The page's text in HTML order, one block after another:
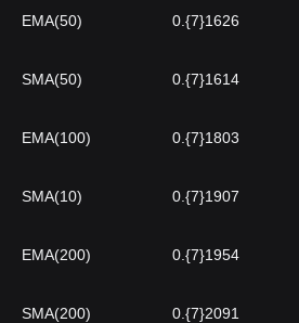
EMA(50) 0.{7}1626
SMA(50) 0.{7}1614
EMA(100) 0.{7}1803
SMA(10) 0.{7}1907
EMA(200) 0.{7}1954
SMA(200) 0.{7}2091